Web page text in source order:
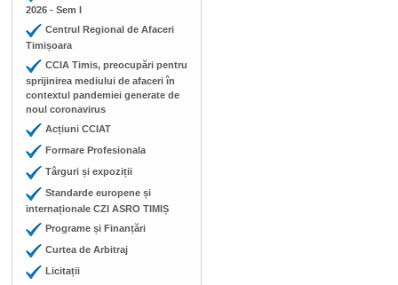
2026 - Sem I
Centrul Regional de Afaceri
Timișoara
CCIA Timis, preocupări pentru
sprijinirea mediului de afaceri în
contextul pandemiei generate de
noul coronavirus
Acțiuni CCIAT
Formare Profesionala
Târguri și expoziții
Standarde europene și
internaționale CZI ASRO TIMIȘ
Programe și Finanțări
Curtea de Arbitraj
Licitații